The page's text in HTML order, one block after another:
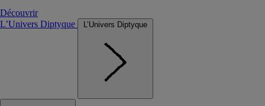
Découvrir
L’Univers Diptyque
L’Univers Diptyque